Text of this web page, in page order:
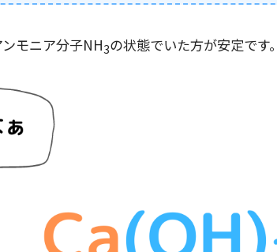
モニア分子NH3の状態でいた方が安定です。